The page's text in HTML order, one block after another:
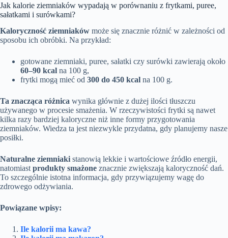
Jak kalorie ziemniaków wypadają w porównaniu z frytkami, puree,
sałatkami i surówkami?
Kaloryczność ziemniaków może się znacznie różnić w zależności od
sposobu ich obróbki. Na przykład:
gotowane ziemniaki, puree, sałatki czy surówki zawierają około
60–90 kcal na 100 g,
frytki mogą mieć od 300 do 450 kcal na 100 g.
Ta znacząca różnica wynika głównie z dużej ilości tłuszczu
używanego w procesie smażenia. W rzeczywistości frytki są nawet
kilka razy bardziej kaloryczne niż inne formy przygotowania
ziemniaków. Wiedza ta jest niezwykle przydatna, gdy planujemy nasze
posiłki.
Naturalne ziemniaki stanowią lekkie i wartościowe źródło energii,
natomiast produkty smażone znacznie zwiększają kaloryczność dań.
To szczególnie istotna informacja, gdy przywiązujemy wagę do
zdrowego odżywiania.
Powiązane wpisy:
Ile kalorii ma kawa?